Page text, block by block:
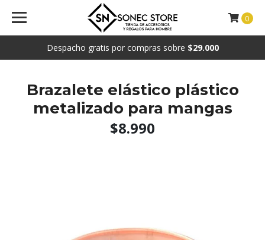
Despacho gratis por compras sobre $29.000
0
Brazalete elástico plástico
metalizado para mangas
$8.990